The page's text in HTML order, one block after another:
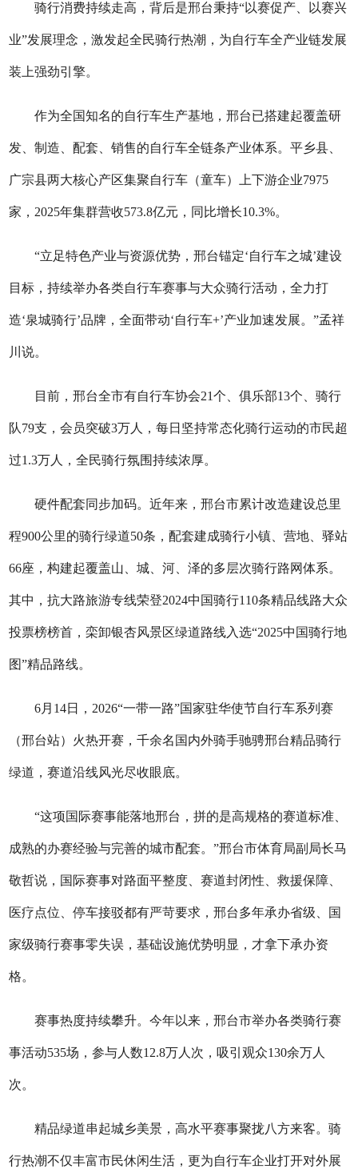
骑行消费持续走高，背后是邢台秉持“以赛促产、以赛兴
业”发展理念，激发起全民骑行热潮，为自行车全产业链发展
装上强劲引擎。
作为全国知名的自行车生产基地，邢台已搭建起覆盖研
发、制造、配套、销售的自行车全链条产业体系。平乡县、
广宗县两大核心产区集聚自行车（童车）上下游企业7975
家，2025年集群营收573.8亿元，同比增长10.3%。
“立足特色产业与资源优势，邢台锚定‘自行车之城’建设
目标，持续举办各类自行车赛事与大众骑行活动，全力打
造‘泉城骑行’品牌，全面带动‘自行车+’产业加速发展。”孟祥
川说。
目前，邢台全市有自行车协会21个、俱乐部13个、骑行
队79支，会员突破3万人，每日坚持常态化骑行运动的市民超
过1.3万人，全民骑行氛围持续浓厚。
硬件配套同步加码。近年来，邢台市累计改造建设总里
程900公里的骑行绿道50条，配套建成骑行小镇、营地、驿站
66座，构建起覆盖山、城、河、泽的多层次骑行路网体系。
其中，抗大路旅游专线荣登2024中国骑行110条精品线路大众
投票榜榜首，栾卸银杏风景区绿道路线入选“2025中国骑行地
图”精品路线。
6月14日，2026“一带一路”国家驻华使节自行车系列赛
（邢台站）火热开赛，千余名国内外骑手驰骋邢台精品骑行
绿道，赛道沿线风光尽收眼底。
“这项国际赛事能落地邢台，拼的是高规格的赛道标准、
成熟的办赛经验与完善的城市配套。”邢台市体育局副局长马
敬哲说，国际赛事对路面平整度、赛道封闭性、救援保障、
医疗点位、停车接驳都有严苛要求，邢台多年承办省级、国
家级骑行赛事零失误，基础设施优势明显，才拿下承办资
格。
赛事热度持续攀升。今年以来，邢台市举办各类骑行赛
事活动535场，参与人数12.8万人次，吸引观众130余万人
次。
精品绿道串起城乡美景，高水平赛事聚拢八方来客。骑
行热潮不仅丰富市民休闲生活，更为自行车企业打开对外展